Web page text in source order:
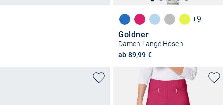
+9
Goldner
Damen Lange Hosen
ab 89,99 €